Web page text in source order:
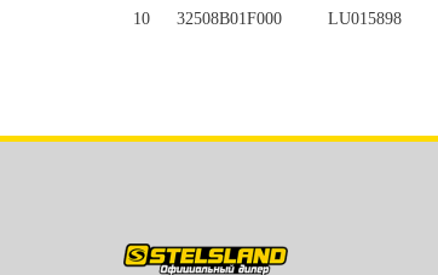
10 32508B01F000 LU015898